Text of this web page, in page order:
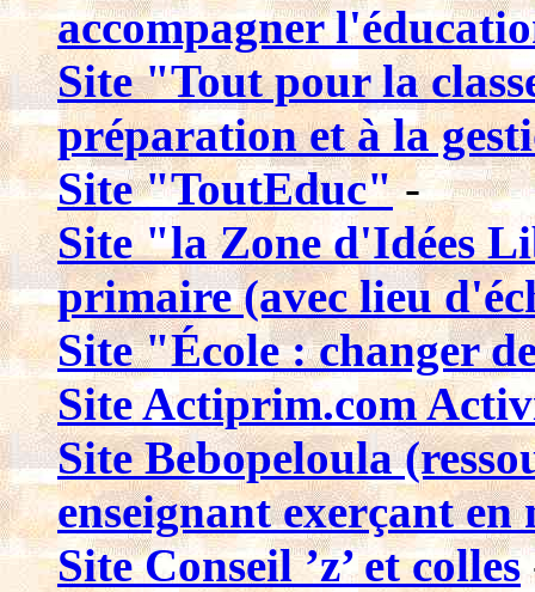
accompagner
Site "Tout pour la
préparation et à la
Site "ToutEduc"-
Site "la Zone d'Idées
primaire (avec lieu
Site "École : changer
Site Actiprim.com
Site Bebopeloula
enseignant exerçant
Site Conseil ’z’ et colles